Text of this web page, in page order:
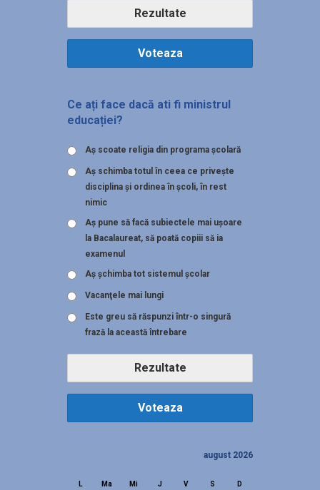
Rezultate
Voteaza
Ce ați face dacă ati fi ministrul
educației?
Aş scoate religia din programa şcolară
Aş schimba totul în ceea ce priveşte
disciplina şi ordinea în şcoli, în rest
nimic
Aş pune să facă subiectele mai uşoare
la Bacalaureat, să poată copiii să ia
examenul
Aş şchimba tot sistemul şcolar
Vacanţele mai lungi
Este greu să răspunzi într-o singură
frază la această întrebare
Rezultate
Voteaza
august 2026
L Ma Mi J V S D